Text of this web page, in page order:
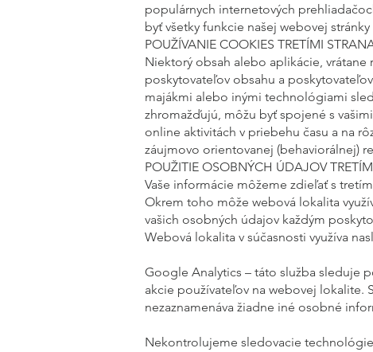
populárnych internetových
byť všetky funkcie našej webovej
POUŽÍVANIE COOKIES TRETÍMI
Niektorý obsah alebo aplikácie, vrátane
poskytovateľov obsahu a
majákmi alebo inými technológiami
zhromažďujú, môžu byť spojené s
online aktivitách v priebehu času a na
záujmovo orientovanej (behaviorálnej)
POUŽITIE OSOBNÝCH ÚDAJOV
Vaše informácie môžeme zdieľať s
Okrem toho môže webová lokalita
vašich osobných údajov každým
Webová lokalita v súčasnosti využíva
Google Analytics – táto služba sleduje
akcie používateľov na webovej lokalite.
nezaznamenáva žiadne iné osobné
Nekontrolujeme sledovacie